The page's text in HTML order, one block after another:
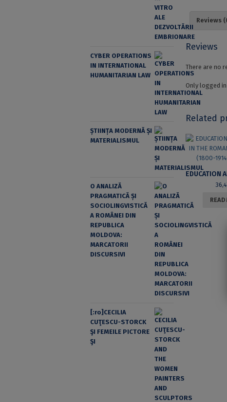
Reviews
Reviews
There are no
Only logged
Related
READ
CYBER OPERATIONS
IN INTERNATIONAL
HUMANITARIAN LAW
ȘTIINȚA MODERNĂ ȘI
MATERIALISMUL
O ANALIZĂ
PRAGMATICĂ ȘI
SOCIOLINGVISTICĂ
A ROMÂNEI DIN
REPUBLICA
MOLDOVA:
MARCATORII
DISCURSIVI
[:ro]CECILIA
CUŢESCU-STORCK
ŞI FEMEILE PICTORE
ŞI